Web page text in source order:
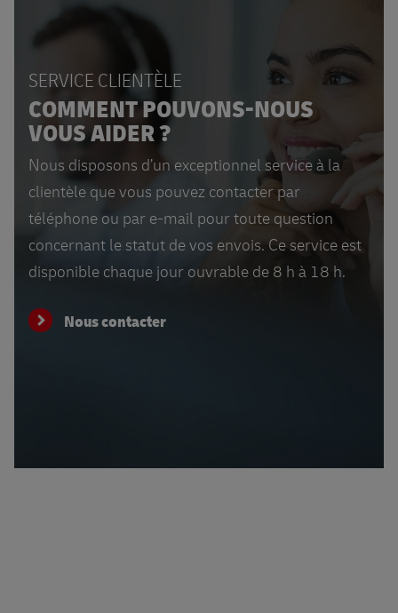
SERVICE CLIENTÈLE
COMMENT POUVONS-NOUS
VOUS AIDER ?
Nous disposons d’un exceptionnel service à la
clientèle que vous pouvez contacter par
téléphone ou par e-mail pour toute question
concernant le statut de vos envois. Ce service est
disponible chaque jour ouvrable de 8 h à 18 h.
Nous contacter